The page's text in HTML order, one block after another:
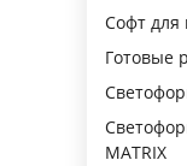
Софт для
Готовые
MATRIX